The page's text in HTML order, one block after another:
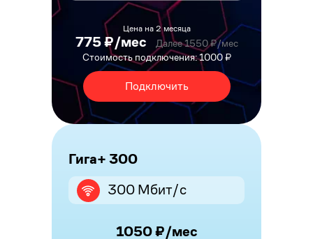
Цена на 2 месяца
775 ₽/мес
Далее 1550 ₽/мес
Стоимость подключения: 1000 ₽
Подключить
Гига+ 300
300 Мбит/с
1050 ₽/мес